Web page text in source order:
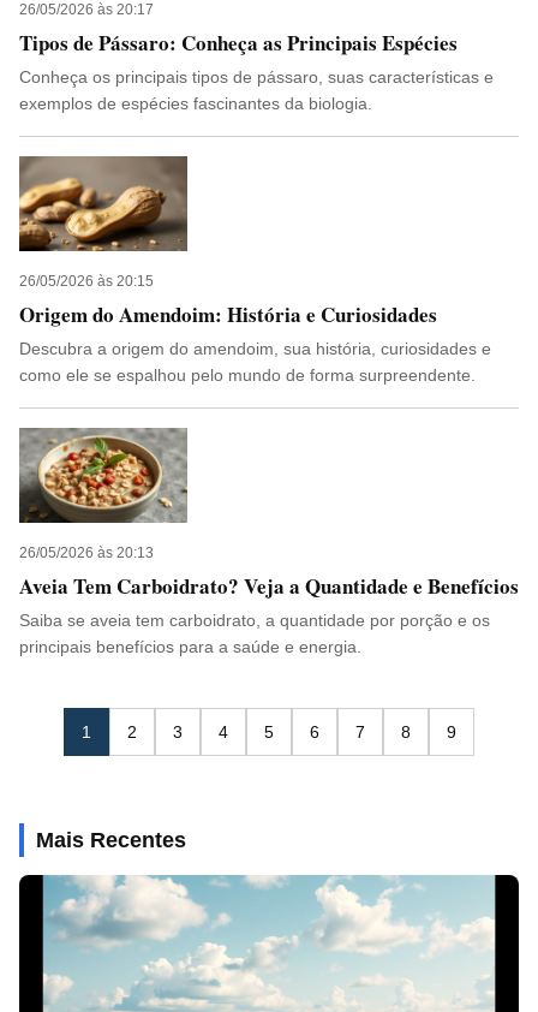
26/05/2026 às 20:17
Tipos de Pássaro: Conheça as Principais Espécies
Conheça os principais tipos de pássaro, suas características e
exemplos de espécies fascinantes da biologia.
26/05/2026 às 20:15
Origem do Amendoim: História e Curiosidades
Descubra a origem do amendoim, sua história, curiosidades e
como ele se espalhou pelo mundo de forma surpreendente.
26/05/2026 às 20:13
Aveia Tem Carboidrato? Veja a Quantidade e Benefícios
Saiba se aveia tem carboidrato, a quantidade por porção e os
principais benefícios para a saúde e energia.
1 2 3 4 5 6 7 8 9
Mais Recentes